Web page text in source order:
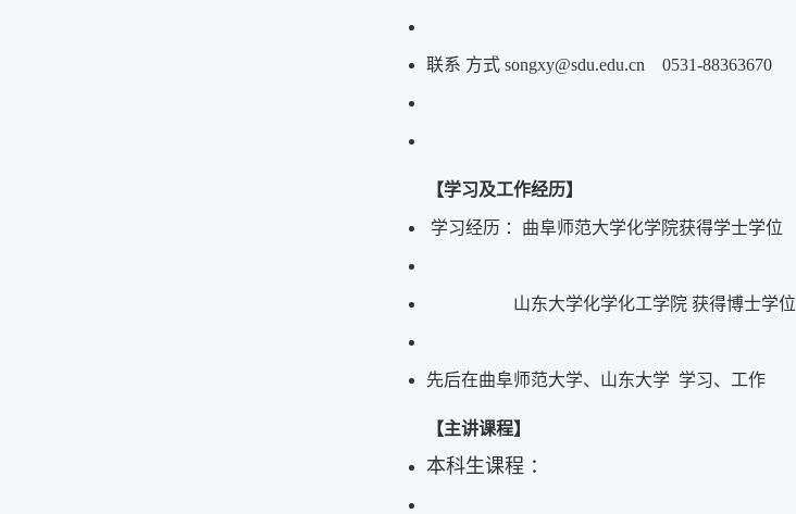
联系 方式 songxy@sdu.edu.cn 0531-88363670
【学习及工作经历】
学习经历 ：曲阜师范大学化学院获得学士学位
山东大学化学化工学院 获得博士学位
先后在曲阜师范大学、山东大学 学习、工作
【主讲课程】
本科生课程 ：